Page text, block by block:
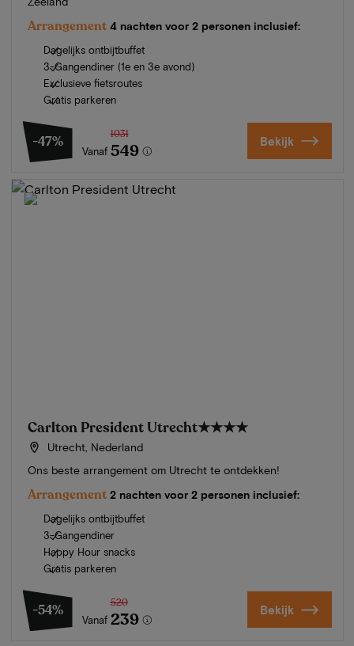
Arrangement 4 nachten voor 2 personen inclusief:
Dagelijks ontbijtbuffet
3-Gangendiner (1e en 3e avond)
Exclusieve fietsroutes
Gratis parkeren
-47%
Vanaf
1031
549 Bekijk
Carlton President Utrecht★★★★
Utrecht, Nederland
Ons beste arrangement om Utrecht te ontdekken!
Arrangement 2 nachten voor 2 personen inclusief:
Dagelijks ontbijtbuffet
3-Gangendiner
Happy Hour snacks
Gratis parkeren
-54%
Vanaf
520
239 Bekijk